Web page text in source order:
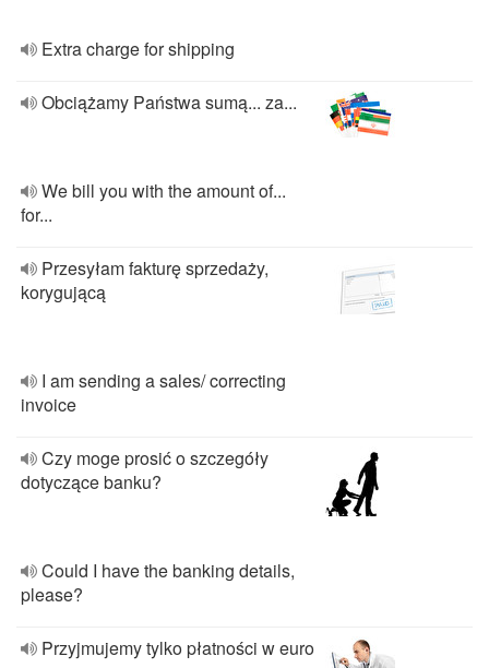
Extra charge for shipping
Obciążamy Państwa sumą... za...
We bill you with the amount of...
for...
Przesyłam fakturę sprzedaży,
korygującą
I am sending a sales/ correcting
invoice
Czy moge prosić o szczegóły
dotyczące banku?
Could I have the banking details,
please?
Przyjmujemy tylko płatności w euro